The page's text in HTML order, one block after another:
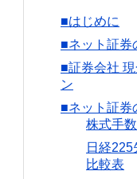
■はじめに
■ネット証券
■証券会社
ン
■ネット証券
株式手
日経
比較表